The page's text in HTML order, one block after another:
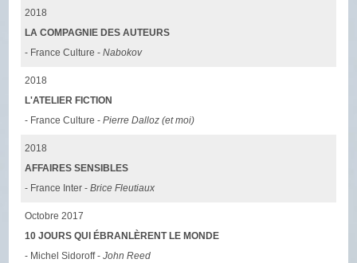
2018
LA COMPAGNIE DES AUTEURS
- France Culture -Nabokov
2018
L'ATELIER FICTION
- France Culture -Pierre Dalloz (et moi)
2018
AFFAIRES SENSIBLES
- France Inter -Brice Fleutiaux
Octobre 2017
10 JOURS QUI ÉBRANLÈRENT LE MONDE
- Michel Sidoroff -John Reed